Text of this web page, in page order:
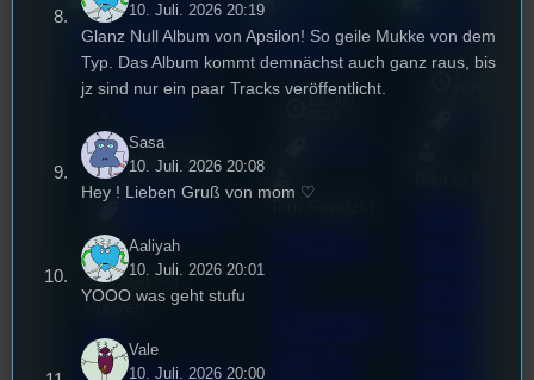
Mottowoche:
3. August 2026
Festivals ,
Sao-Mai Sol
Nguyen
44.
17. Juli
10. Juli. 2026 20:19
Glanz Null Album von Apsilon! So geile Mukke von dem
Typ. Das Album kommt demnächst auch ganz raus, bis
jz sind nur ein paar Tracks veröffentlicht.
Sasa
10. Juli. 2026 20:08
Hey ! Lieben Gruß von mom ♡
Aaliyah
10. Juli. 2026 20:01
YOOO was geht stufu
Vale
10. Juli. 2026 20:00